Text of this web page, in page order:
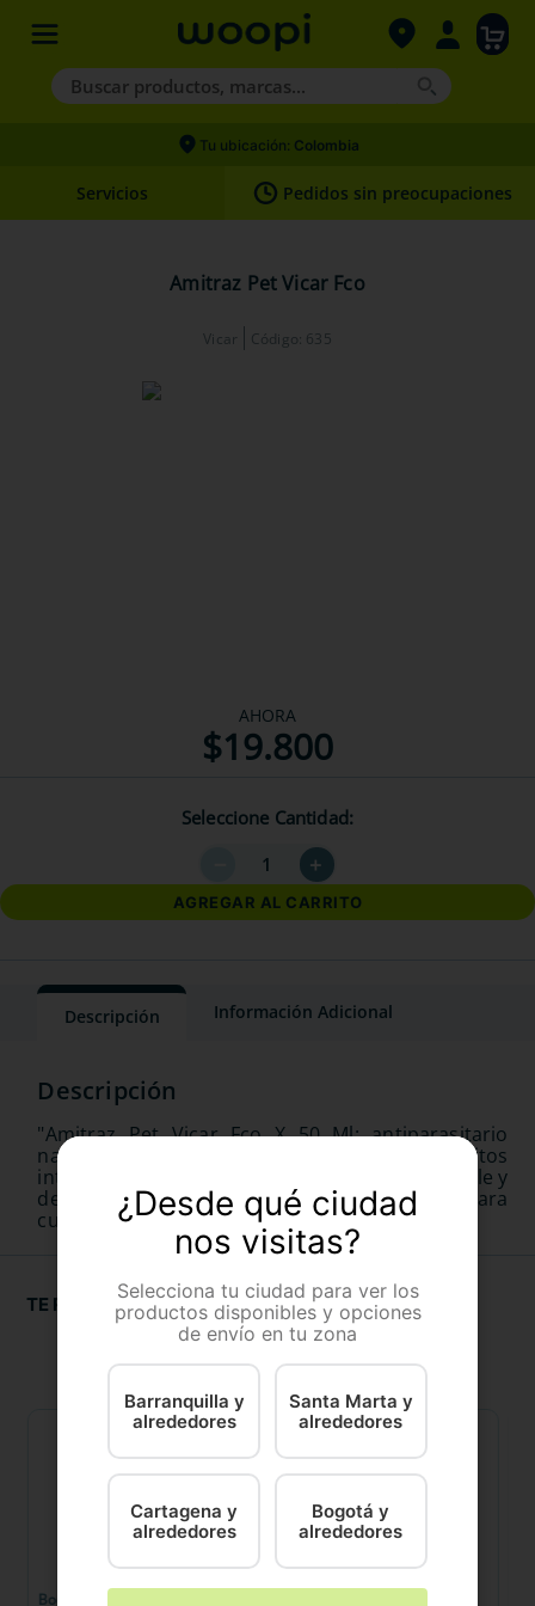
Buscar productos, marcas...
Términos más buscados
2.
hills
Tu ubicación: Colombia
Servicios Pedidos sin preocupaciones
Amitraz Pet Vicar Fco
Vicar Código: 635
AHORA
$19.800
Seleccione Cantidad
＋
AGREGAR AL CARRITO
Descripción Información Adicional
"Amitraz Pet Vicar Fco X 50 Ml: antiparasitario
natural y eficaz de Vicar. Combatirá los parasitos
internos/externos con amplio espectro, confiable y
de acción rápida. Un producto imprescindible para
cuidar la salud y el bienestar de su mascota."
TE RECOMENDAMOS
Boehringer
¿Desde qué ciudad
nos visitas?
Selecciona tu ciudad para ver los
productos disponibles y opciones
de envío en tu zona
Barranquilla y
alrededores
Santa Marta y
alrededores
Cartagena y
alrededores
Bogotá y
alrededores